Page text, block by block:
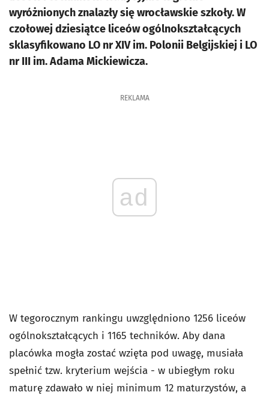
wyróżnionych znalazły się wrocławskie szkoły. W
czołowej dziesiątce liceów ogólnokształcących
sklasyfikowano LO nr XIV im. Polonii Belgijskiej i LO
nr III im. Adama Mickiewicza.
REKLAMA
ad
W tegorocznym rankingu uwzględniono 1256 liceów
ogólnokształcących i 1165 techników. Aby dana
placówka mogła zostać wzięta pod uwagę, musiała
spełnić tzw. kryterium wejścia - w ubiegłym roku
maturę zdawało w niej minimum 12 maturzystów, a